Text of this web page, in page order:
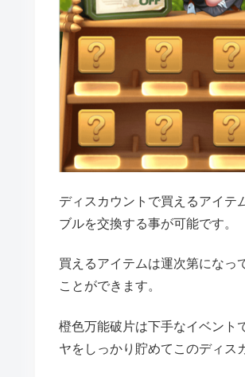
ディスカウントで買えるアイテ
ブルを交換する事が可能です。
買えるアイテムは運次第になっ
ことができます。
橙色万能破片は下手なイベント
ヤをしっかり貯めてこのディス